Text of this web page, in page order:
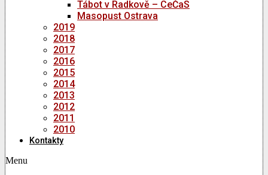
Tábot v Radkově – CeČaS
Masopust Ostrava
2019
2018
2017
2016
2015
2014
2013
2012
2011
2010
Kontakty
Menu